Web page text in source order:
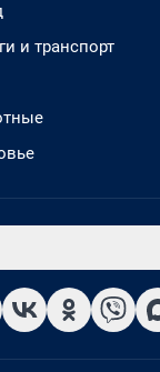
и транспорт